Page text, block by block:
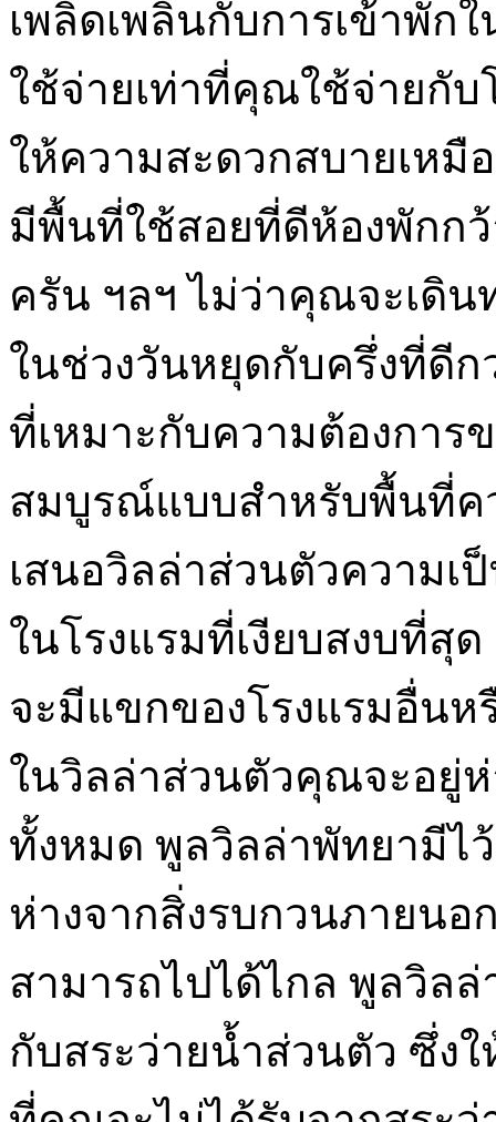
เพลิดเพลินกับการเข้าพัก
ใช้จ่ายเท่าที่คุณใช้จ่ายกับ
ให้ความสะดวกสบายเห
มีพื้นที่ใช้สอยที่ดีห้องพักก
ครัน ฯลฯ ไม่ว่าคุณจะเดิน
ในช่วงวันหยุดกับครึ่งที่ดี
ที่เหมาะกับความต้องกา
สมบูรณ์แบบสำหรับพื้นที่ค
เสนอวิลล่าส่วนตัวความ
ในโรงแรมที่เงียบสงบที่สุ
จะมีแขกของโรงแรมอื่นห
ในวิลล่าส่วนตัวคุณจะอยู่
ทั้งหมด พูลวิลล่าพัทยามีไ
ห่างจากสิ่งรบกวนภายนอ
สามารถไปได้ไกล พูลวิล
กับสระว่ายน้ำส่วนตัว ซึ่ง